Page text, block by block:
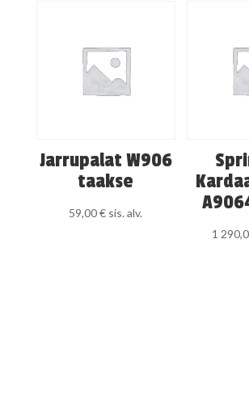
Jarrupalat W906
taakse
59,00€ sis. alv.
1